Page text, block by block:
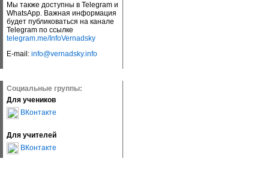
Мы также доступны в Telegram и
WhatsApp. Важная информация
будет публиковаться на канале
Telegram по ссылке
telegram.me/InfoVernadsky
E-mail: info@vernadsky.info
Социальные группы:
Для учеников
ВКонтакте
Для учителей
ВКонтакте